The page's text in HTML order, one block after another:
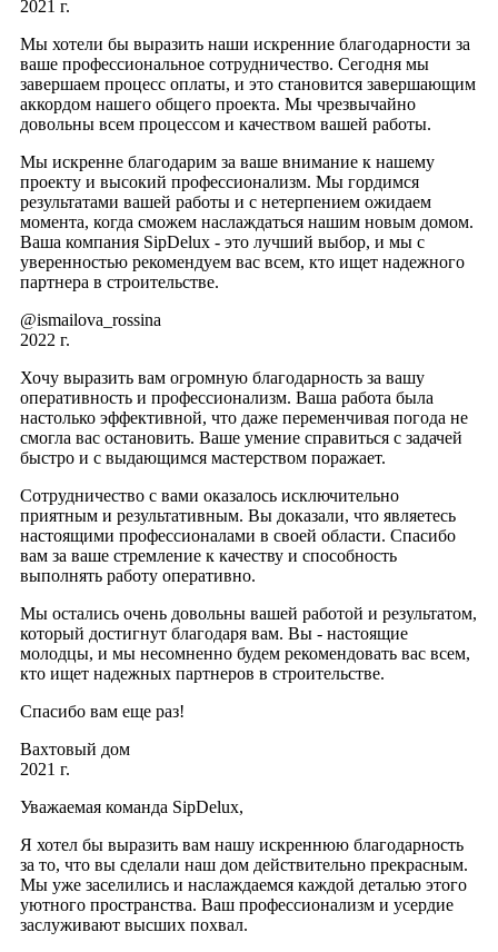
2021 г.
Мы хотели бы выразить наши искренние благодарности за
ваше профессиональное сотрудничество. Сегодня мы
завершаем процесс оплаты, и это становится завершающим
аккордом нашего общего проекта. Мы чрезвычайно
довольны всем процессом и качеством вашей работы.
Мы искренне благодарим за ваше внимание к нашему
проекту и высокий профессионализм. Мы гордимся
результатами вашей работы и с нетерпением ожидаем
момента, когда сможем наслаждаться нашим новым домом.
Ваша компания SipDelux - это лучший выбор, и мы с
уверенностью рекомендуем вас всем, кто ищет надежного
партнера в строительстве.
@ismailova_rossina
2022 г.
Хочу выразить вам огромную благодарность за вашу
оперативность и профессионализм. Ваша работа была
настолько эффективной, что даже переменчивая погода не
смогла вас остановить. Ваше умение справиться с задачей
быстро и с выдающимся мастерством поражает.
Сотрудничество с вами оказалось исключительно
приятным и результативным. Вы доказали, что являетесь
настоящими профессионалами в своей области. Спасибо
вам за ваше стремление к качеству и способность
выполнять работу оперативно.
Мы остались очень довольны вашей работой и результатом,
который достигнут благодаря вам. Вы - настоящие
молодцы, и мы несомненно будем рекомендовать вас всем,
кто ищет надежных партнеров в строительстве.
Спасибо вам еще раз!
Вахтовый дом
2021 г.
Уважаемая команда SipDelux,
Я хотел бы выразить вам нашу искреннюю благодарность
за то, что вы сделали наш дом действительно прекрасным.
Мы уже заселились и наслаждаемся каждой деталью этого
уютного пространства. Ваш профессионализм и усердие
заслуживают высших похвал.